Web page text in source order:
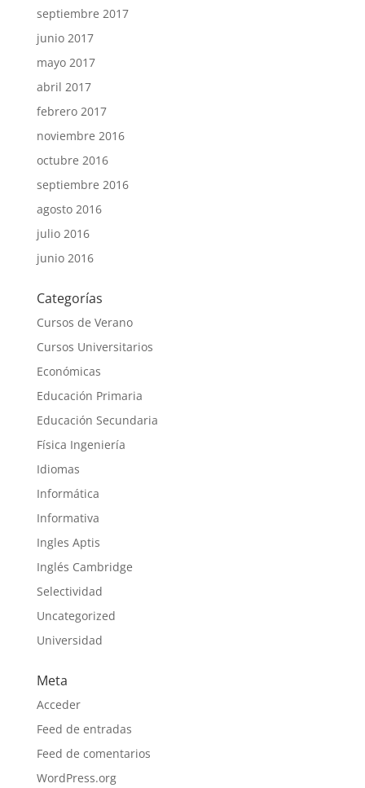
septiembre 2017
junio 2017
mayo 2017
abril 2017
febrero 2017
noviembre 2016
octubre 2016
septiembre 2016
agosto 2016
julio 2016
junio 2016
Categorías
Cursos de Verano
Cursos Universitarios
Económicas
Educación Primaria
Educación Secundaria
Física Ingeniería
Idiomas
Informática
Informativa
Ingles Aptis
Inglés Cambridge
Selectividad
Uncategorized
Universidad
Meta
Acceder
Feed de entradas
Feed de comentarios
WordPress.org